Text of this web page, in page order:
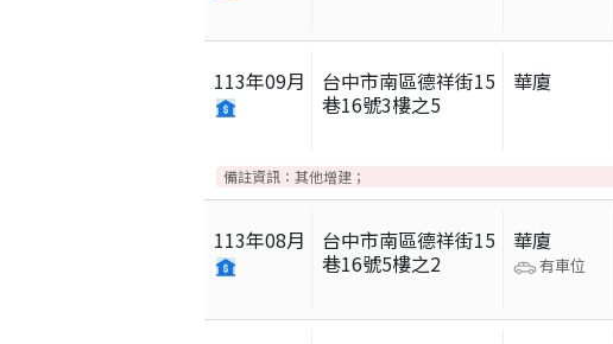
113年09月
台中市南區德祥街15
巷16號3樓之5
華廈
備註資訊： 其他增建；
113年08月
台中市南區德祥街15
巷16號5樓之2
華廈
有車位